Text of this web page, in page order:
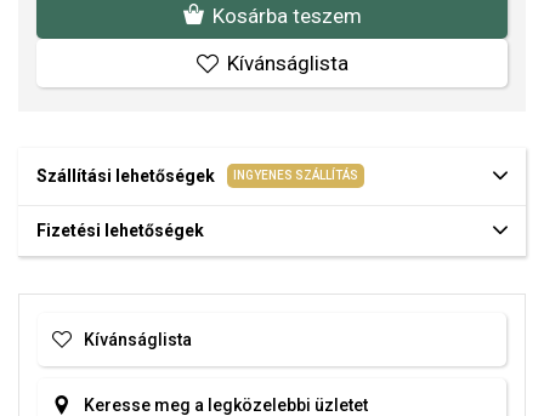
Kosárba teszem
Kívánságlista
Szállítási lehetőségek INGYENES SZÁLLÍTÁS
Fizetési lehetőségek
Kívánságlista
Keresse meg a legközelebbi üzletet